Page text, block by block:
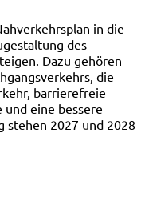
in die
des
Dazu gehören
die
barrierefreie
eine bessere
stehen 2027 und 2028